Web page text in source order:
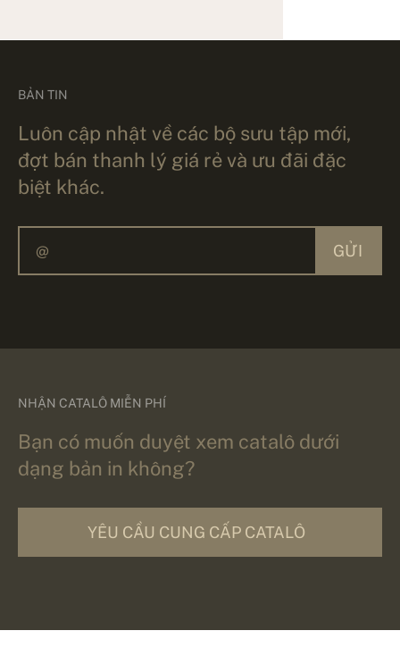
BẢN TIN
Luôn cập nhật về các bộ sưu tập mới,
đợt bán thanh lý giá rẻ và ưu đãi đặc
biệt khác.
GỬI
NHẬN CATALÔ MIỄN PHÍ
Bạn có muốn duyệt xem catalô dưới
dạng bản in không?
YÊU CẦU CUNG CẤP CATALÔ